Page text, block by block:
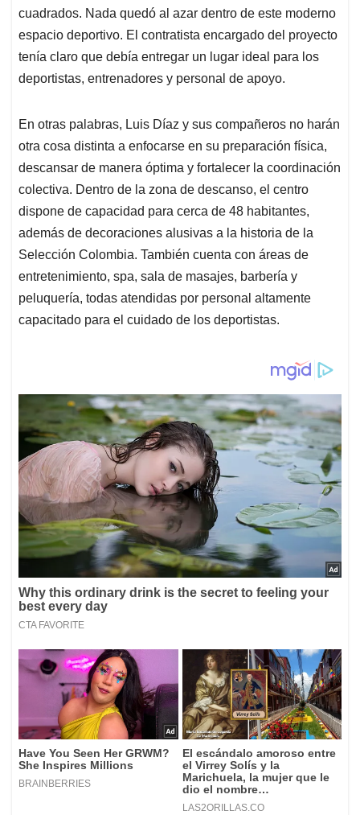
cuadrados. Nada quedó al azar dentro de este moderno
espacio deportivo. El contratista encargado del proyecto
tenía claro que debía entregar un lugar ideal para los
deportistas, entrenadores y personal de apoyo.
En otras palabras, Luis Díaz y sus compañeros no harán
otra cosa distinta a enfocarse en su preparación física,
descansar de manera óptima y fortalecer la coordinación
colectiva. Dentro de la zona de descanso, el centro
dispone de capacidad para cerca de 48 habitantes,
además de decoraciones alusivas a la historia de la
Selección Colombia. También cuenta con áreas de
entretenimiento, spa, sala de masajes, barbería y
peluquería, todas atendidas por personal altamente
capacitado para el cuidado de los deportistas.